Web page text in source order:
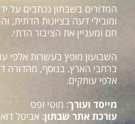
המדורים בשבתון נכתבים על
ומובילי דעה בציונות הדתית,
חם ומעניין את הציבור הדתי.
ברחבי הארץ. בנוסף, מהדורה
אלפי עותקים.
מייסד ועורך: מוטי זפט
עורכת אתר שבתון: אביטל